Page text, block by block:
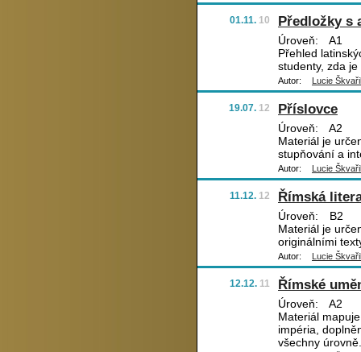
01.11. 10 Předložky s
Úroveň:
A1
Přehled
studenty, zda
Autor: Lucie
19.07. 12 Příslovce
Úroveň:
A2
Materiál je
stupňování a
Autor: Lucie
11.12. 12 Římská
Úroveň:
B2
Materiál je
originálními
Autor: Lucie
12.12. 11 Římské
Úroveň:
A2
Materiál
impéria,
všechny úrovně.